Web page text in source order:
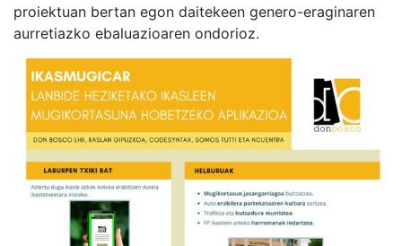
proiektuan bertan egon daitekeen genero-eraginaren
aurretiazko ebaluazioaren ondorioz.